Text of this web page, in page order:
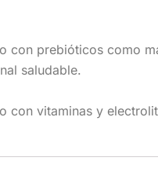
con prebióticos como
saludable.
con vitaminas y